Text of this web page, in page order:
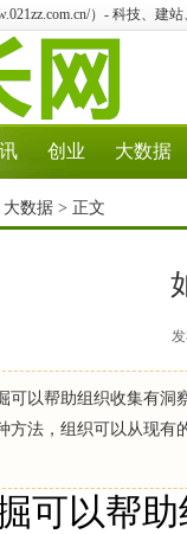
）- 科技、建
创业 大数据
大数据 > 正文
可以帮助组织收集有洞
方法，组织可以从现有
可以帮助